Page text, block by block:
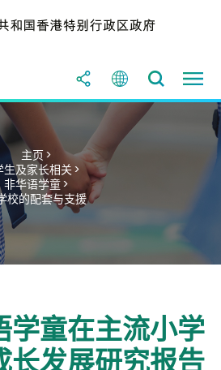
主页 >
生及家长相关 >
非华语学童 >
校的配套与支援
学童在主流小学
长发展研究报告